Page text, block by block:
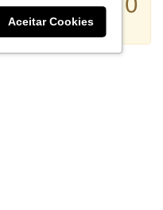
Aceitar Cookies